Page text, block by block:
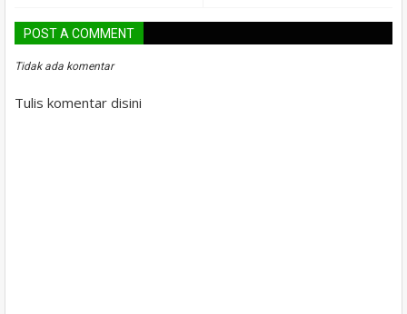
POST A COMMENT
Tidak ada komentar
Tulis komentar disini